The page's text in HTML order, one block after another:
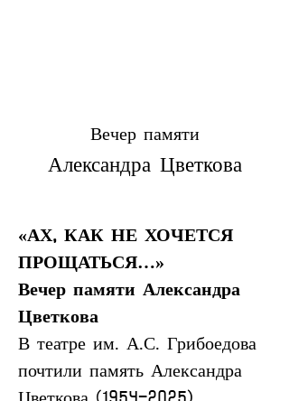
Вечер памяти
Александра Цветкова
«АХ, КАК НЕ ХОЧЕТСЯ
ПРОЩАТЬСЯ…»
Вечер памяти Александра
Цветкова
В театре им. А.С. Грибоедова
почтили память Александра